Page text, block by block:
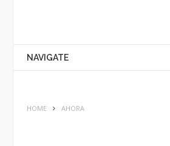
NAVIGATE
HOME AHORA